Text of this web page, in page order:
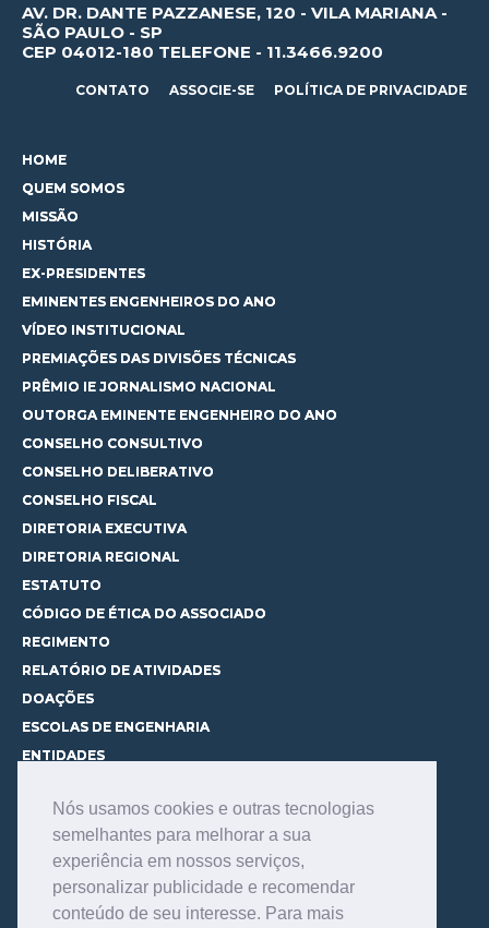
Nós usamos cookies e outras tecnologias
semelhantes para melhorar a sua
experiência em nossos serviços,
personalizar publicidade e recomendar
conteúdo de seu interesse. Para mais
AV. DR. DANTE PAZZANESE, 120 - VILA MARIANA -
SÃO PAULO - SP
CEP 04012-180 TELEFONE - 11.3466.9200
CONTATO ASSOCIE-SE POLÍTICA DE PRIVACIDADE
HOME
QUEM SOMOS
MISSÃO
HISTÓRIA
EX-PRESIDENTES
EMINENTES ENGENHEIROS DO ANO
VÍDEO INSTITUCIONAL
PREMIAÇÕES DAS DIVISÕES TÉCNICAS
PRÊMIO IE JORNALISMO NACIONAL
OUTORGA EMINENTE ENGENHEIRO DO ANO
CONSELHO CONSULTIVO
CONSELHO DELIBERATIVO
CONSELHO FISCAL
DIRETORIA EXECUTIVA
DIRETORIA REGIONAL
ESTATUTO
CÓDIGO DE ÉTICA DO ASSOCIADO
REGIMENTO
RELATÓRIO DE ATIVIDADES
DOAÇÕES
ESCOLAS DE ENGENHARIA
ENTIDADES
CURSOS
CONHEÇA OS CURSOS
CENTRAL DE MENTORIA
CONTATO